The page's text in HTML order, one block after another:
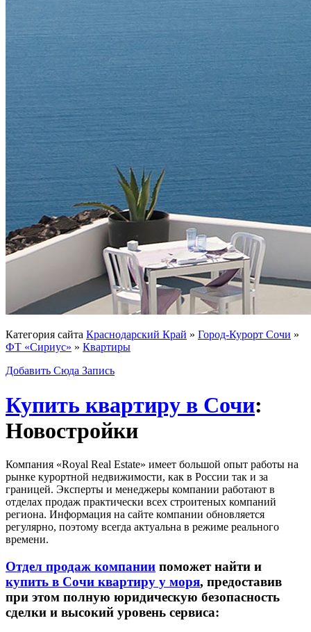
Категория сайта Краснодарский Край » Город-Курорт Сочи »
ФТ «Сириус» » Квартиры
Добавить Сюда Запись
Купить квартиру в Сочи:
Новостройки
Компания «Royal Real Estate» имеет большой опыт работы на
рынке курортной недвижимости, как в России так и за
границей. Эксперты и менеджеры компании работают в
отделах продаж практически всех строитеных компаний
региона. Информация на сайте компании обновляется
регулярно, поэтому всегда актуальна в режиме реального
времени.
Отдел продаж компании поможет найти и
купить в Сочи квартиру у моря, предоставив
при этом полную юридическую безопасность
сделки и высокий уровень сервиса: